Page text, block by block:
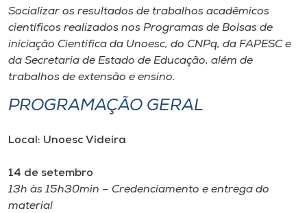
Socializar os resultados de trabalhos acadêmicos
científicos realizados nos Programas de Bolsas de
iniciação Científica da Unoesc, do CNPq, da FAPESC e
da Secretaria de Estado de Educação, além de
trabalhos de extensão e ensino.
PROGRAMAÇÃO GERAL
Local: Unoesc Videira
14 de setembro
13h às 15h30min – Credenciamento e entrega do
material